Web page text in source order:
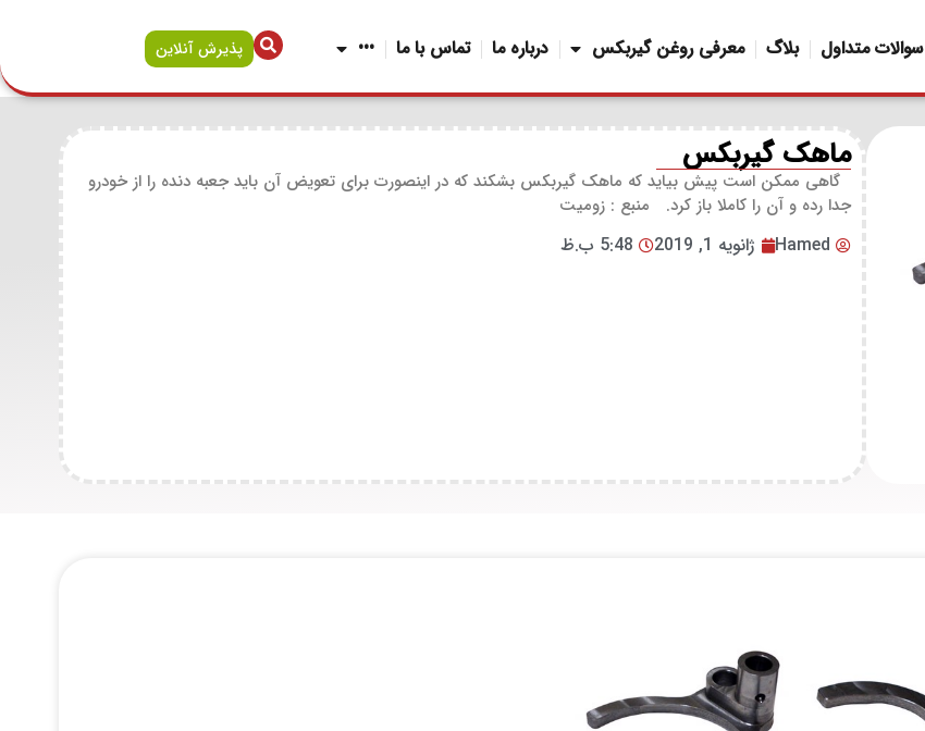
سوالات متداول بلاگ معرفی روغن گیربکس درباره ما تماس با ما ••• پذیرش آنلاین
ماهک گیربکس
گاهی ممکن است پیش بیاید که ماهک گیربکس بشکند که در اینصورت برای تعویض آن باید جعبه دنده را از خودرو
جدا رده و آن را کاملا باز کرد. منبع : زومیت
Hamed ژانویه 1, 2019 5:48 ب.ظ